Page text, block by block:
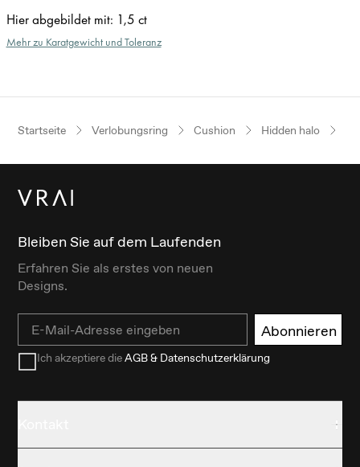
Hier abgebildet mit: 1,5 ct
Mehr zu Karatgewicht und Toleranz
Startseite Verlobungsring Cushion Hidden halo
Bleiben Sie auf dem Laufenden
Erfahren Sie als erstes von neuen
Designs.
Email Abonnieren
Ich akzeptiere dieAGB & Datenschutzerklärung